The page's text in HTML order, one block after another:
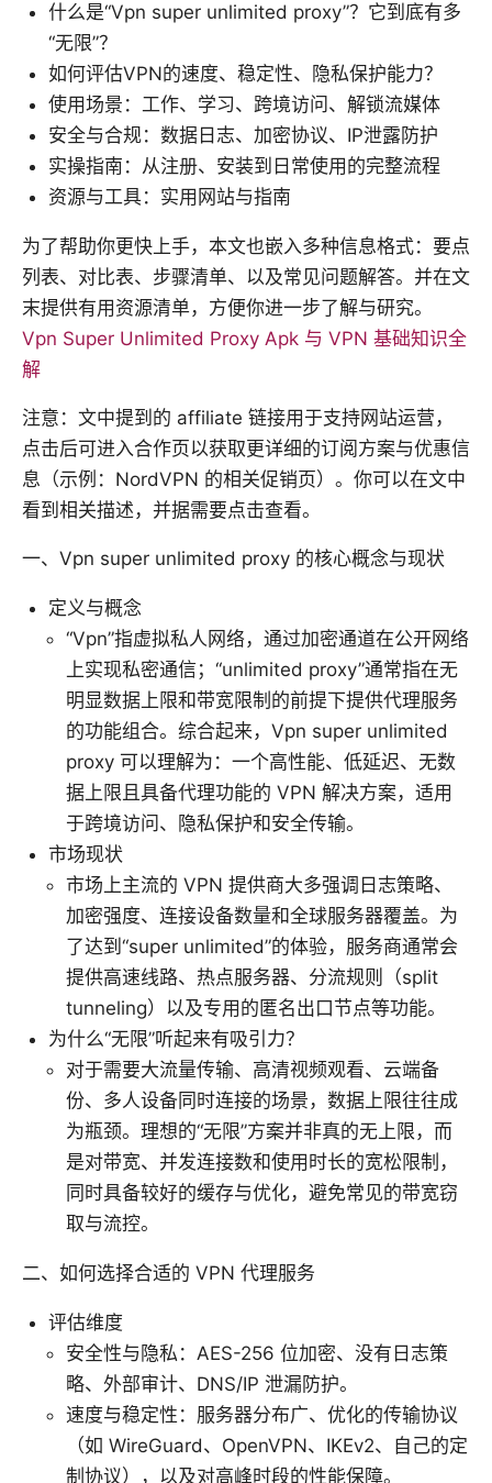
什么是“Vpn super unlimited proxy”？它到底有多
“无限”？
如何评估VPN的速度、稳定性、隐私保护能力？
使用场景：工作、学习、跨境访问、解锁流媒体
安全与合规：数据日志、加密协议、IP泄露防护
实操指南：从注册、安装到日常使用的完整流程
资源与工具：实用网站与指南
为了帮助你更快上手，本文也嵌入多种信息格式：要点
列表、对比表、步骤清单、以及常见问题解答。并在文
末提供有用资源清单，方便你进一步了解与研究。
Vpn Super Unlimited Proxy Apk 与 VPN 基础知识全
解
注意：文中提到的 affiliate 链接用于支持网站运营，
点击后可进入合作页以获取更详细的订阅方案与优惠信
息（示例：NordVPN 的相关促销页）。你可以在文中
看到相关描述，并据需要点击查看。
一、Vpn super unlimited proxy 的核心概念与现状
定义与概念
“Vpn”指虚拟私人网络，通过加密通道在公开网络
上实现私密通信；“unlimited proxy”通常指在无
明显数据上限和带宽限制的前提下提供代理服务
的功能组合。综合起来，Vpn super unlimited
proxy 可以理解为：一个高性能、低延迟、无数
据上限且具备代理功能的 VPN 解决方案，适用
于跨境访问、隐私保护和安全传输。
市场现状
市场上主流的 VPN 提供商大多强调日志策略、
加密强度、连接设备数量和全球服务器覆盖。为
了达到“super unlimited”的体验，服务商通常会
提供高速线路、热点服务器、分流规则（split
tunneling）以及专用的匿名出口节点等功能。
为什么“无限”听起来有吸引力？
对于需要大流量传输、高清视频观看、云端备
份、多人设备同时连接的场景，数据上限往往成
为瓶颈。理想的“无限”方案并非真的无上限，而
是对带宽、并发连接数和使用时长的宽松限制，
同时具备较好的缓存与优化，避免常见的带宽窃
取与流控。
二、如何选择合适的 VPN 代理服务
评估维度
安全性与隐私：AES-256 位加密、没有日志策
略、外部审计、DNS/IP 泄漏防护。
速度与稳定性：服务器分布广、优化的传输协议
（如 WireGuard、OpenVPN、IKEv2、自己的定
制协议），以及对高峰时段的性能保障。